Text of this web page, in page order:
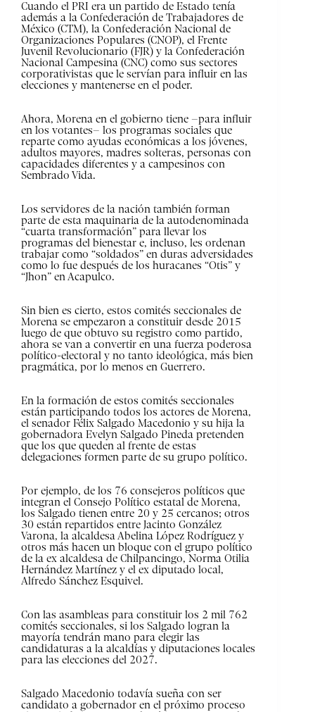
Cuando el PRI era un partido de Estado tenía
además a la Confederación de Trabajadores de
México (CTM), la Confederación Nacional de
Organizaciones Populares (CNOP), el Frente
Juvenil Revolucionario (FJR) y la Confederación
Nacional Campesina (CNC) como sus sectores
corporativistas que le servían para influir en las
elecciones y mantenerse en el poder.
Ahora, Morena en el gobierno tiene –para influir
en los votantes– los programas sociales que
reparte como ayudas económicas a los jóvenes,
adultos mayores, madres solteras, personas con
capacidades diferentes y a campesinos con
Sembrado Vida.
Los servidores de la nación también forman
parte de esta maquinaria de la autodenominada
“cuarta transformación” para llevar los
programas del bienestar e, incluso, les ordenan
trabajar como “soldados” en duras adversidades
como lo fue después de los huracanes “Otis” y
“Jhon” en Acapulco.
Sin bien es cierto, estos comités seccionales de
Morena se empezaron a constituir desde 2015
luego de que obtuvo su registro como partido,
ahora se van a convertir en una fuerza poderosa
político-electoral y no tanto ideológica, más bien
pragmática, por lo menos en Guerrero.
En la formación de estos comités seccionales
están participando todos los actores de Morena,
el senador Félix Salgado Macedonio y su hija la
gobernadora Evelyn Salgado Pineda pretenden
que los que queden al frente de estas
delegaciones formen parte de su grupo político.
Por ejemplo, de los 76 consejeros políticos que
integran el Consejo Político estatal de Morena,
los Salgado tienen entre 20 y 25 cercanos; otros
30 están repartidos entre Jacinto González
Varona, la alcaldesa Abelina López Rodríguez y
otros más hacen un bloque con el grupo político
de la ex alcaldesa de Chilpancingo, Norma Otilia
Hernández Martínez y el ex diputado local,
Alfredo Sánchez Esquivel.
Con las asambleas para constituir los 2 mil 762
comités seccionales, si los Salgado logran la
mayoría tendrán mano para elegir las
candidaturas a la alcaldías y diputaciones locales
para las elecciones del 2027.
Salgado Macedonio todavía sueña con ser
candidato a gobernador en el próximo proceso